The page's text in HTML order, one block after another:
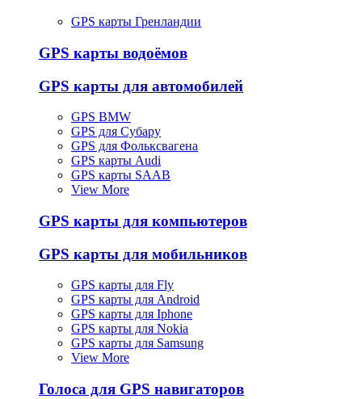
GPS карты Гренландии
GPS карты водоёмов
GPS карты для автомобилей
GPS BMW
GPS для Субару
GPS для Фольксвагена
GPS карты Audi
GPS карты SAAB
View More
GPS карты для компьютеров
GPS карты для мобильников
GPS карты для Fly
GPS карты для Android
GPS карты для Iphone
GPS карты для Nokia
GPS карты для Samsung
View More
Голоса для GPS навигаторов